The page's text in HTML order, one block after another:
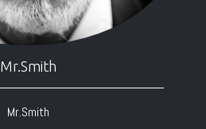
Mr.Smith
Mr.Smith